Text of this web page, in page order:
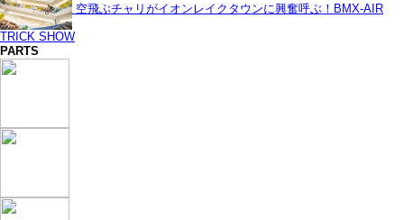
空飛ぶチャリがイオンレイクタウンに興奮呼ぶ！BMX-AIR
TRICK SHOW
PARTS